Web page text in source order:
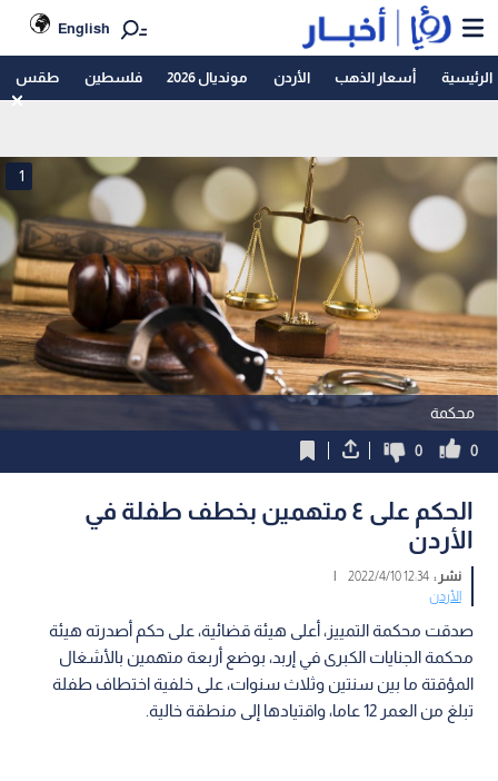
English
الرئيسية أسعار الذهب الأردن مونديال 2026 فلسطين طقس
محكمة
1
0
0
الحكم على ٤ متهمين بخطف طفلة في
الأردن
نشر :12:34 2022/4/10
|
الأردن
صدقت محكمة التمييز، أعلى هيئة قضائية، على حكم أصدرته هيئة
محكمة الجنايات الكبرى في إربد، بوضع أربعة متهمين بالأشغال
المؤقتة ما بين سنتين وثلاث سنوات، على خلفية اختطاف طفلة
تبلغ من العمر 12 عاما، واقتيادها إلى منطقة خالية.